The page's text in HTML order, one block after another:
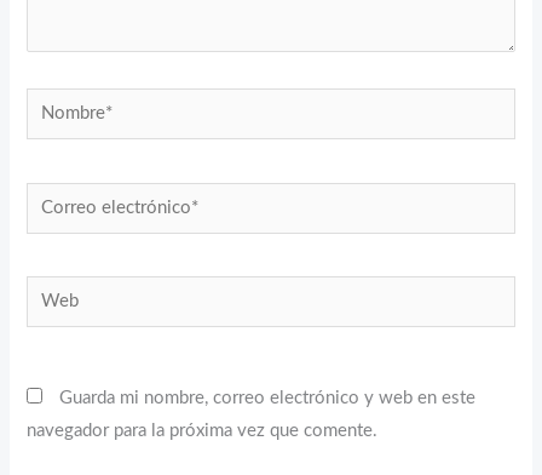
Nombre*
Correo
electrónico*
Web
Guarda mi nombre, correo electrónico y web en este
navegador para la próxima vez que comente.